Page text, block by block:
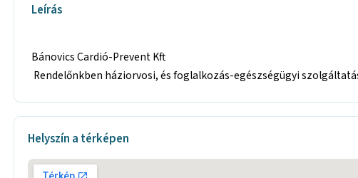
Leírás
Bánovics Cardió-Prevent Kft
Rendelőnkben háziorvosi, és foglalkozás-egészségügyi
Helyszín a térképen